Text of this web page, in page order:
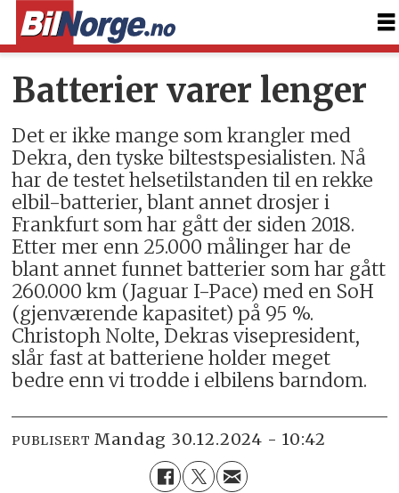
Batterier varer lenger
Det er ikke mange som krangler med
Dekra, den tyske biltestspesialisten. Nå
har de testet helsetilstanden til en rekke
elbil-batterier, blant annet drosjer i
Frankfurt som har gått der siden 2018.
Etter mer enn 25.000 målinger har de
blant annet funnet batterier som har gått
260.000 km (Jaguar I-Pace) med en SoH
(gjenværende kapasitet) på 95 %.
Christoph Nolte, Dekras visepresident,
slår fast at batteriene holder meget
bedre enn vi trodde i elbilens barndom.
PUBLISERT mandag 30.12.2024 - 10:42